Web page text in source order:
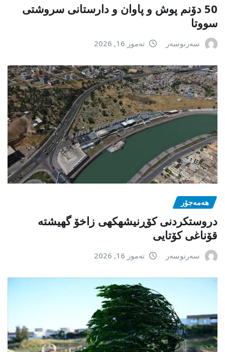
50 دۆنم پوش و پاوان و دارستانی سروشتی
سووتا
سەرنوسەر تەموز 16, 2026
هەمەجۆر
دروستکردنی کۆڕنیشهكهی زاخۆ گهیشته
قۆناغی کۆتایی
سەرنوسەر تەموز 16, 2026